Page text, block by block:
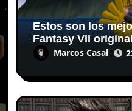
Estos son los
Fantasy VII
Marcos Casal